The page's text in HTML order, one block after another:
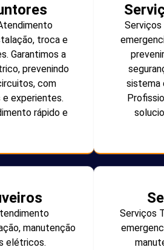
troca e
Garantimos a
prevenindo
com
experientes.
rápido e
sistema
manutenção
elétricos.
Serviços